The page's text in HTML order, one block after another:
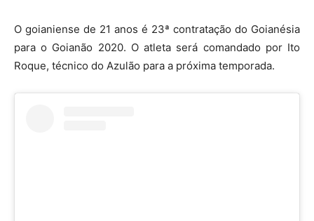
O goianiense de 21 anos é 23ª contratação do Goianésia
para o Goianão 2020. O atleta será comandado por Ito
Roque, técnico do Azulão para a próxima temporada.